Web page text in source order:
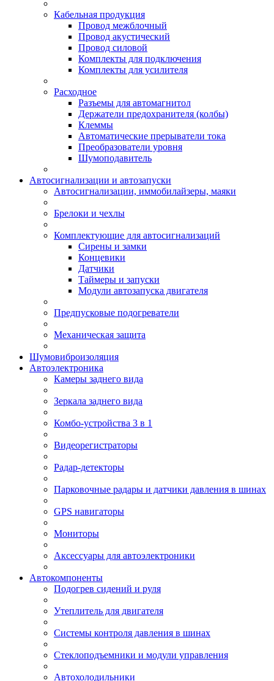
Кабельная продукция
Провод межблочный
Провод акустический
Провод силовой
Комплекты для подключения
Комплекты для усилителя
Расходное
Разъемы для автомагнитол
Держатели предохранителя (колбы)
Клеммы
Автоматические прерыватели тока
Преобразователи уровня
Шумоподавитель
Автосигнализации и автозапуски
Автосигнализации, иммобилайзеры, маяки
Брелоки и чехлы
Комплектующие для автосигнализаций
Сирены и замки
Концевики
Датчики
Таймеры и запуски
Модули автозапуска двигателя
Предпусковые подогреватели
Механическая защита
Шумовиброизоляция
Автоэлектроника
Камеры заднего вида
Зеркала заднего вида
Комбо-устройства 3 в 1
Видеорегистраторы
Радар-детекторы
Парковочные радары и датчики давления в шинах
GPS навигаторы
Мониторы
Аксессуары для автоэлектроники
Автокомпоненты
Подогрев сидений и руля
Утеплитель для двигателя
Системы контроля давления в шинах
Стеклоподъемники и модули управления
Автохолодильники